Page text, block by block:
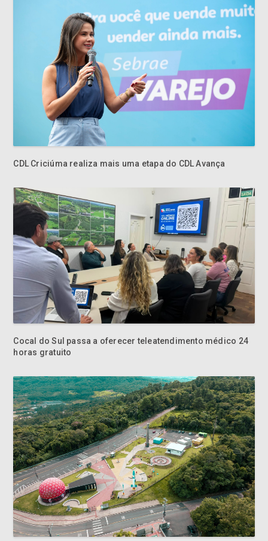
CDL Criciúma realiza mais uma etapa do CDL Avança
Cocal do Sul passa a oferecer teleatendimento médico 24
horas gratuito